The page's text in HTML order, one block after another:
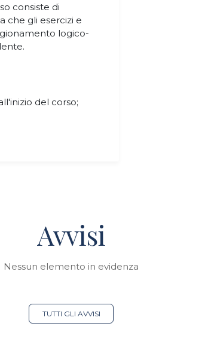
consiste di
che gli esercizi e
logico-
del corso;
Avvisi
Nessun elemento in evidenza
TUTTI GLI AVVISI